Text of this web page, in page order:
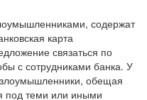
содержат
карта
связаться по
с сотрудниками банка. У
обещая
под теми или иными